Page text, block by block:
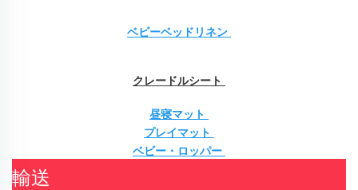
ベビーベッドリネン
クレードルシート
昼寝マット
プレイマット
ベビー・ロッパー
輸送